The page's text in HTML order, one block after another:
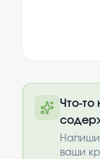
Что-то
ваши